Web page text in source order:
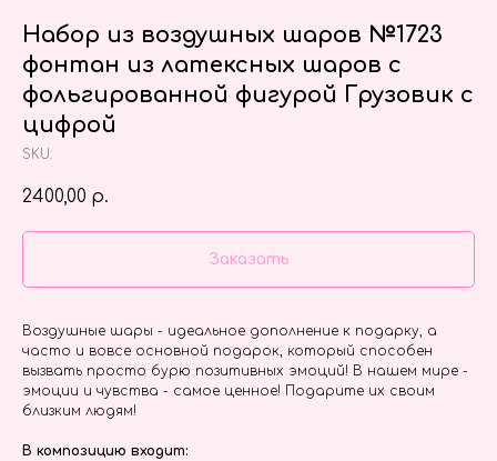
Набор из воздушных шаров №1723
фонтан из латексных шаров с
фольгированной фигурой Грузовик с
цифрой
SKU:
2400,00 р.
Заказать
Воздушные шары - идеальное дополнение к подарку, а
часто и вовсе основной подарок, который способен
вызвать просто бурю позитивных эмоций! В нашем мире -
эмоции и чувства - самое ценное! Подарите их своим
близким людям!
В композицию входит: